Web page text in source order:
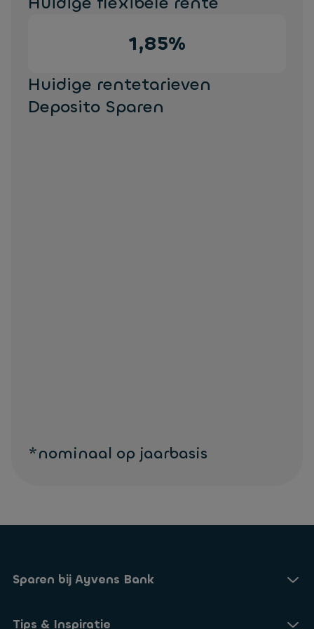
1,85%
Huidige rentetarieven
Deposito Sparen
*nominaal op jaarbasis
Sparen bij Ayvens Bank
Onze Online Spaarrekening
Tips & Inspiratie